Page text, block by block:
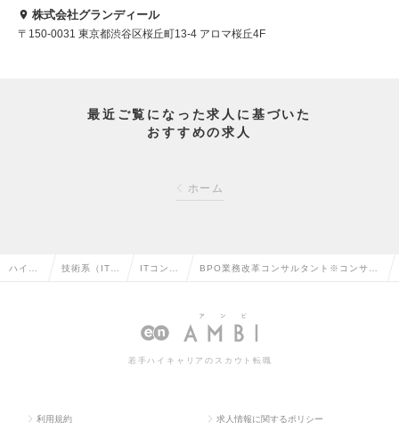
株式会社グランディール
〒150-0031 東京都渋谷区桜丘町13-4 アロマ桜丘4F
最近ご覧になった求人に基づいた
おすすめの求人
ホーム
ハイク 技術系（IT・ ITコンサ
の転職
BPO業務改革コンサルタント※コンサル
リーダー～Mgr候補の求人情報
若手ハイキャリアのスカウト転職
利用規約 求人情報に関するポリシー